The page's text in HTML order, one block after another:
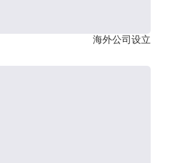
海外公司设立